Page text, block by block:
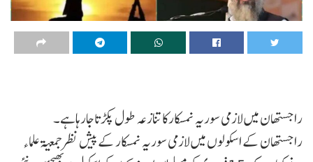
راجستھان میں لازمی سوریہ نمسکارکا تنازعہ طول پکڑتاجارہاہے۔
راجستھان کے اسکولوں میں لازمی سوریہ نمسکار کے پیش نظر جمعیۃ علماء